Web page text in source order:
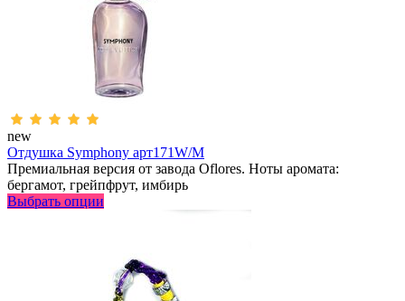
new
Отдушка Symphony арт171W/M
Премиальная версия от завода Oflores. Ноты аромата:
бергамот, грейпфрут, имбирь
Выбрать опции